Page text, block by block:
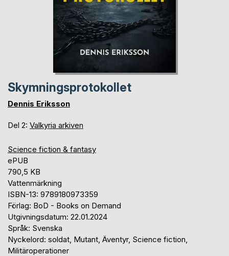
Skymningsprotokollet
Dennis Eriksson
Del 2: Valkyria arkiven
Science fiction & fantasy
ePUB
790,5 KB
Vattenmärkning
ISBN-13: 9789180973359
Förlag: BoD - Books on Demand
Utgivningsdatum: 22.01.2024
Språk: Svenska
Nyckelord: soldat, Mutant, Äventyr, Science fiction,
Militäroperationer